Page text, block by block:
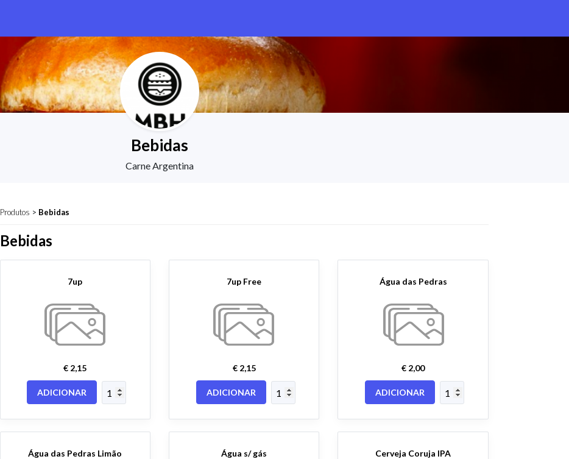
Bebidas
Carne Argentina
Produtos > Bebidas
Bebidas
7up
€ 2,15
ADICIONAR
7up Free
€ 2,15
ADICIONAR
Água das Pedras
€ 2,00
ADICIONAR
Água das Pedras Limão Água s/ gás Cerveja Coruja IPA